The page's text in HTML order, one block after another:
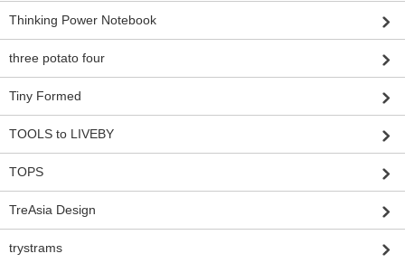
Thinking Power Notebook
three potato four
Tiny Formed
TOOLS to LIVEBY
TOPS
TreAsia Design
trystrams